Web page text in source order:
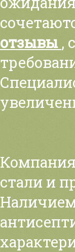
отзывы ,
стали и